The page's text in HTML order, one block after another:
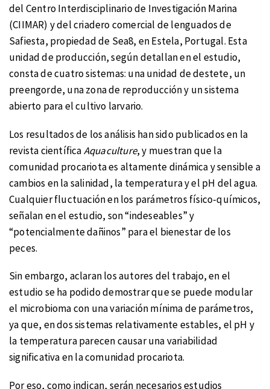
del Centro Interdisciplinario de Investigación Marina
(CIIMAR) y del criadero comercial de lenguados de
Safiesta, propiedad de Sea8, en Estela, Portugal. Esta
unidad de producción, según detallan en el estudio,
consta de cuatro sistemas: una unidad de destete, un
preengorde, una zona de reproducción y un sistema
abierto para el cultivo larvario.
Los resultados de los análisis han sido publicados en la
revista científicaAquaculture, y muestran que la
comunidad procariota es altamente dinámica y sensible a
cambios en la salinidad, la temperatura y el pH del agua.
Cualquier fluctuación en los parámetros físico-químicos,
señalan en el estudio, son “indeseables” y
“potencialmente dañinos” para el bienestar de los
peces.
Sin embargo, aclaran los autores del trabajo, en el
estudio se ha podido demostrar que se puede modular
el microbioma con una variación mínima de parámetros,
ya que, en dos sistemas relativamente estables, el pH y
la temperatura parecen causar una variabilidad
significativa en la comunidad procariota.
Por eso, como indican, serán necesarios estudios